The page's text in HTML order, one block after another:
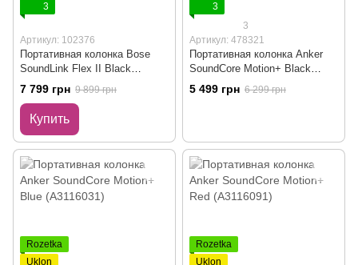
3
Артикул: 102376
Портативная колонка Bose
SoundLink Flex II Black
(887612-0100)
7 799 грн 9 899 грн
Купить
3
3
Артикул: 478321
Портативная колонка Anker
SoundCore Motion+ Black
(A3116011)
5 499 грн 6 299 грн
Rozetka
Uklon
Rozetka
Uklon